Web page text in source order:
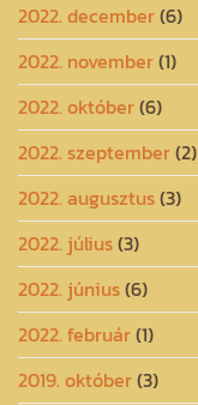
2022. december(6)
2022. november(1)
2022. október(6)
2022. szeptember(2)
2022. augusztus(3)
2022. július(3)
2022. június(6)
2022. február(1)
2019. október(3)